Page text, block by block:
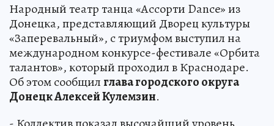
Народный театр танца «Ассорти Dance» из
Донецка, представляющий Дворец культуры
«Заперевальный», с триумфом выступил на
международном конкурсе-фестивале «Орбита
талантов», который проходил в Краснодаре.
Об этом сообщилглава городского округа
Донецк Алексей Кулемзин.